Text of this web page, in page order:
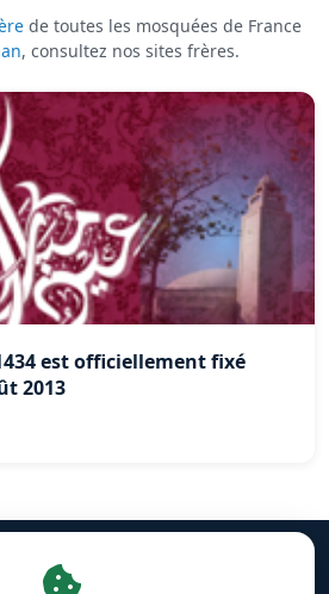
de toutes les mosquées de France
, consultez nos sites frères.
est officiellement fixé
2013